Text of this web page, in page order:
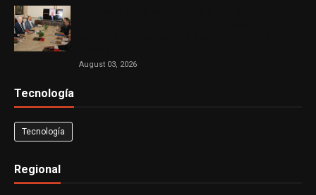
August 03, 2026
Tecnología
Tecnología
Regional